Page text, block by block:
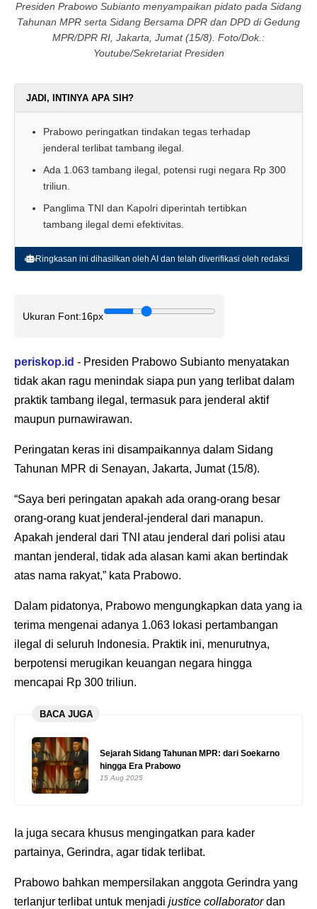
Presiden Prabowo Subianto menyampaikan pidato pada Sidang
Tahunan MPR serta Sidang Bersama DPR dan DPD di Gedung
MPR/DPR RI, Jakarta, Jumat (15/8). Foto/Dok.:
Youtube/Sekretariat Presiden
JADI, INTINYA APA SIH?
Prabowo peringatkan tindakan tegas terhadap
jenderal terlibat tambang ilegal.
Ada 1.063 tambang ilegal, potensi rugi negara Rp 300
triliun.
Panglima TNI dan Kapolri diperintah tertibkan
tambang ilegal demi efektivitas.
Ringkasan ini dihasilkan oleh AI dan telah diverifikasi oleh redaksi
Ukuran Font:16px
periskop.id - Presiden Prabowo Subianto menyatakan
tidak akan ragu menindak siapa pun yang terlibat dalam
praktik tambang ilegal, termasuk para jenderal aktif
maupun purnawirawan.
Peringatan keras ini disampaikannya dalam Sidang
Tahunan MPR di Senayan, Jakarta, Jumat (15/8).
“Saya beri peringatan apakah ada orang-orang besar
orang-orang kuat jenderal-jenderal dari manapun.
Apakah jenderal dari TNI atau jenderal dari polisi atau
mantan jenderal, tidak ada alasan kami akan bertindak
atas nama rakyat,” kata Prabowo.
Dalam pidatonya, Prabowo mengungkapkan data yang ia
terima mengenai adanya 1.063 lokasi pertambangan
ilegal di seluruh Indonesia. Praktik ini, menurutnya,
berpotensi merugikan keuangan negara hingga
mencapai Rp 300 triliun.
BACA JUGA
Sejarah Sidang Tahunan MPR: dari Soekarno
hingga Era Prabowo
15 Aug 2025
Ia juga secara khusus mengingatkan para kader
partainya, Gerindra, agar tidak terlibat.
Prabowo bahkan mempersilakan anggota Gerindra yang
terlanjur terlibat untuk menjadi justice collaboratordan